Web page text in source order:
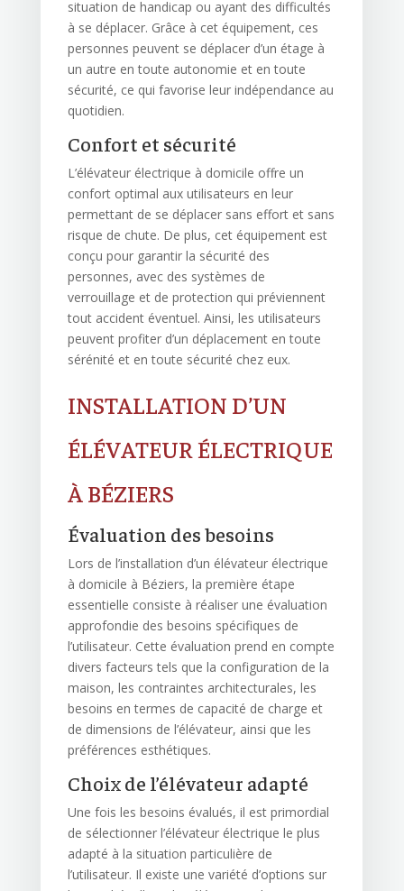
situation de handicap ou ayant des difficultés
à se déplacer. Grâce à cet équipement, ces
personnes peuvent se déplacer d’un étage à
un autre en toute autonomie et en toute
sécurité, ce qui favorise leur indépendance au
quotidien.
Confort et sécurité
L’élévateur électrique à domicile offre un
confort optimal aux utilisateurs en leur
permettant de se déplacer sans effort et sans
risque de chute. De plus, cet équipement est
conçu pour garantir la sécurité des
personnes, avec des systèmes de
verrouillage et de protection qui préviennent
tout accident éventuel. Ainsi, les utilisateurs
peuvent profiter d’un déplacement en toute
sérénité et en toute sécurité chez eux.
INSTALLATION D’UN
ÉLÉVATEUR ÉLECTRIQUE
À BÉZIERS
Évaluation des besoins
Lors de l’installation d’un élévateur électrique
à domicile à Béziers, la première étape
essentielle consiste à réaliser une évaluation
approfondie des besoins spécifiques de
l’utilisateur. Cette évaluation prend en compte
divers facteurs tels que la configuration de la
maison, les contraintes architecturales, les
besoins en termes de capacité de charge et
de dimensions de l’élévateur, ainsi que les
préférences esthétiques.
Choix de l’élévateur adapté
Une fois les besoins évalués, il est primordial
de sélectionner l’élévateur électrique le plus
adapté à la situation particulière de
l’utilisateur. Il existe une variété d’options sur